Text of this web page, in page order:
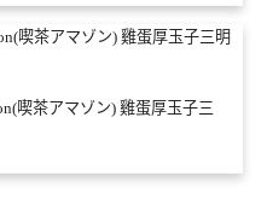
喫茶アマゾン) 雞蛋厚玉子三